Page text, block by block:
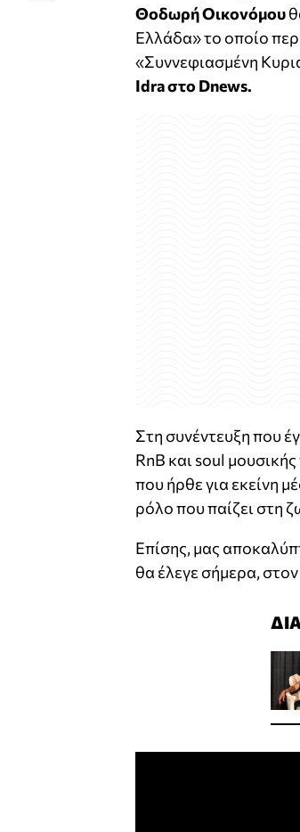
Θοδωρή Οικονόμου
Ελλάδα» το οποίο
«Συννεφιασμένη
Idra στο Dnews.
Στη συνέντευξη που
RnB και soul
που ήρθε για εκείνη
ρόλο που παίζει στη
Επίσης, μας
θα έλεγε σήμερα,